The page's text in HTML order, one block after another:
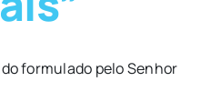
formulado pelo Senhor